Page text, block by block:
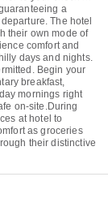
a
The hotel
their own mode of
comfort and
days and nights.
Begin your
breakfast,
mornings right
on-site.During
at hotel to
as groceries
their distinctive